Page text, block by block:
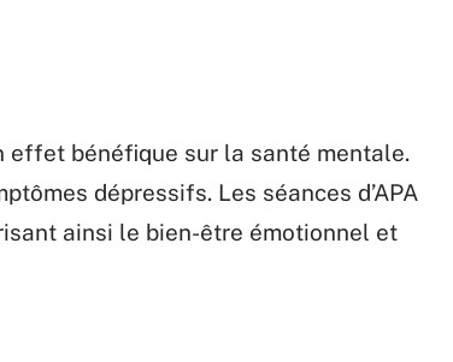
effet bénéfique sur la santé mentale.
dépressifs. Les séances d’APA
ainsi le bien-être émotionnel et